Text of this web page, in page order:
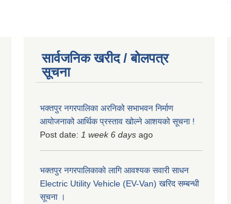
सार्वजनिक खरीद / बोलपत्र
सूचना
भक्तपुर नगरपालिका अरनिको सभाभवन निर्माण
आयोजनाको आर्थिक प्रस्ताव खोल्ने आशयको सूचना !
Post date: 1 week 6 days ago
भक्तपुर नगरपालिकाकाे लागि आवश्यक सवारी साधन
Electric Utility Vehicle (EV-Van) खरिद सम्बन्धी
सूचना ।